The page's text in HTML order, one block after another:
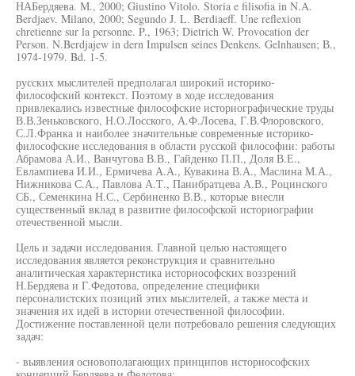
НАБердяева. М., 2000; Giustino Vitolo. Storia e filisofia in N.A.
Berdjaev. Milano, 2000; Segundo J. L. Berdiaeff. Une reflexion
chretienne sur la personne. P., 1963; Dietrich W. Provocation der
Person. N.Berdjajew in dern Impulsen seines Denkens. Gelnhausen; В.,
1974-1979. Bd. 1-5.
русских мыслителей предполагал широкий историко-
философский контекст. Поэтому в ходе исследования
привлекались известные философские историографические труды
В.В.Зеньковского, Н.О.Лосского, А.Ф.Лосева, Г.В.Флоровского,
С.Л.Франка и наиболее значительные современные историко-
философские исследования в области русской философии: работы
Абрамова А.И., Ванчугова В.В., Гайденко П.П., Доля В.Е.,
Евлампиева И.И., Ермичева А.А., Кувакина В.А., Маслина М.А.,
Нижникова С.А., Павлова А.Т., Панибратцева А.В., Роцинского
СБ., Семенкина Н.С., Сербиненко В.В., которые внесли
существенный вклад в развитие философской историографии
отечественной мысли.
Цель и задачи исследования. Главной целью настоящего
исследования является реконструкция и сравнительно
аналитическая характеристика историософских воззрений
Н.Бердяева и Г.Федотова, определение специфики
персоналистских позиций этих мыслителей, а также места и
значения их идей в истории отечественной философии.
Достижение поставленной цели потребовало решения следующих
задач:
- выявления основополагающих принципов историософских